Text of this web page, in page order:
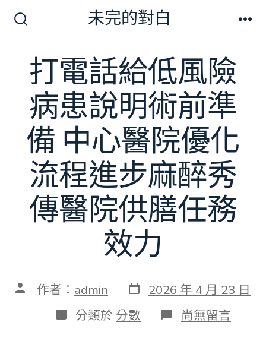
換
開
未完的對白
打電話給低風險
病患說明術前準
備 中心醫院優化
流程進步麻醉秀
傳醫院供膳任務
效力
文 作者： admin 發
表
日
期
2026 年 4 月 23 日
分
類
分類於 分數 在
〈打
尚無留言